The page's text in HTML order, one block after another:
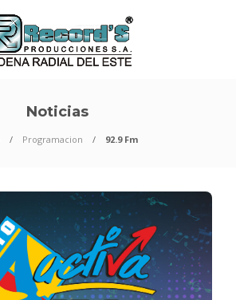
Noticias
Programacion 92.9 Fm